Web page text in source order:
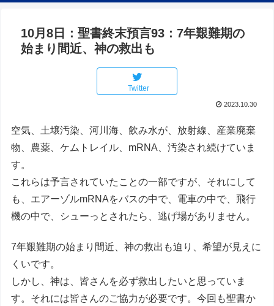
10月8日：聖書終末預言93：7年艱難期の
始まり間近、神の救出も
Twitter
2023.10.30
空気、土壌汚染、河川海、飲み水が、放射線、産業廃棄
物、農薬、ケムトレイル、mRNA、汚染され続けていま
す。
これらは予言されていたことの一部ですが、それにして
も、エアーゾルmRNAをバスの中で、電車の中で、飛行
機の中で、シューっとされたら、逃げ場がありません。
7年艱難期の始まり間近、神の救出も迫り、希望が見えに
くいです。
しかし、神は、皆さんを必ず救出したいと思っていま
す。それには皆さんのご協力が必要です。今回も聖書か